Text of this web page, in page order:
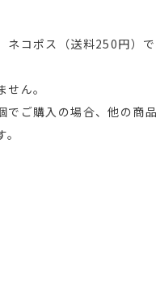
ネコポス（送料250円）
ん。
でご購入の場合、他の商